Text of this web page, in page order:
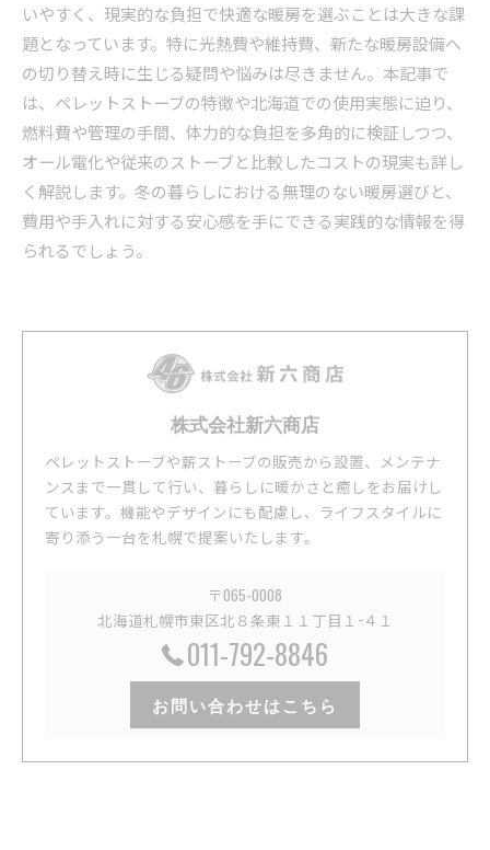
いやすく、現実的な負担で快適な暖房を選ぶことは大きな課
題となっています。特に光熱費や維持費、新たな暖房設備へ
の切り替え時に生じる疑問や悩みは尽きません。本記事で
は、ペレットストーブの特徴や北海道での使用実態に迫り、
燃料費や管理の手間、体力的な負担を多角的に検証しつつ、
オール電化や従来のストーブと比較したコストの現実も詳し
く解説します。冬の暮らしにおける無理のない暖房選びと、
費用や手入れに対する安心感を手にできる実践的な情報を得
られるでしょう。
株式会社新六商店
ペレットストーブや薪ストーブの販売から設置、メンテナ
ンスまで一貫して行い、暮らしに暖かさと癒しをお届けし
ています。機能やデザインにも配慮し、ライフスタイルに
寄り添う一台を札幌で提案いたします。
〒065-0008
北海道札幌市東区北８条東１１丁目１−４１
011-792-8846
お問い合わせはこちら